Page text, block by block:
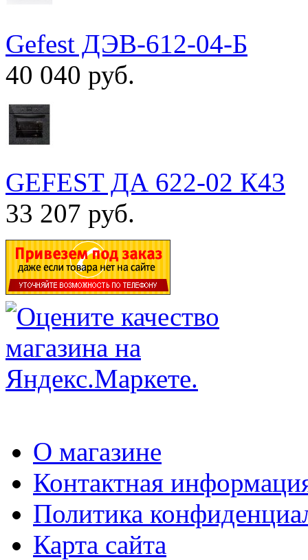
Gefest ДЭВ-612-04-Б
40 040 руб.
GEFEST ДА 622-02 К43
33 207 руб.
О магазине
Контактная
Политика
Карта сайта